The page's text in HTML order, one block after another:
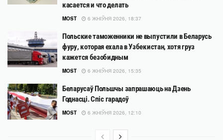
касается и что делать
MOST 6 ЖНІЎНЯ 2026, 18:37
Польские таможенники не выпустили в Беларусь
фуру, которая ехала в Узбекистан, хотя груз
кажется безобидным
MOST 6 ЖНІЎНЯ 2026, 15:35
Беларусаў Польшчы запрашаюць на Дзень
Годнасці. Спіс гарадоў
MOST 6 ЖНІЎНЯ 2026, 12:10